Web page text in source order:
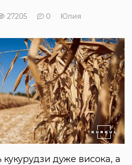
27205 0
Юлия
кукурудзи дуже висока, а